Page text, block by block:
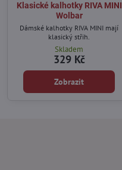
Klasické kalhotky RIVA MINI
Wolbar
Dámské kalhotky RIVA MINI mají
klasický střih.
Skladem
329 Kč
Zobrazit